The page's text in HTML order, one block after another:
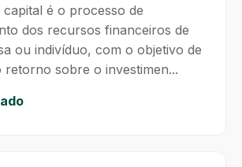
capital é o processo de
dos recursos financeiros de
ou indivíduo, com o objetivo de
retorno sobre o investimen...